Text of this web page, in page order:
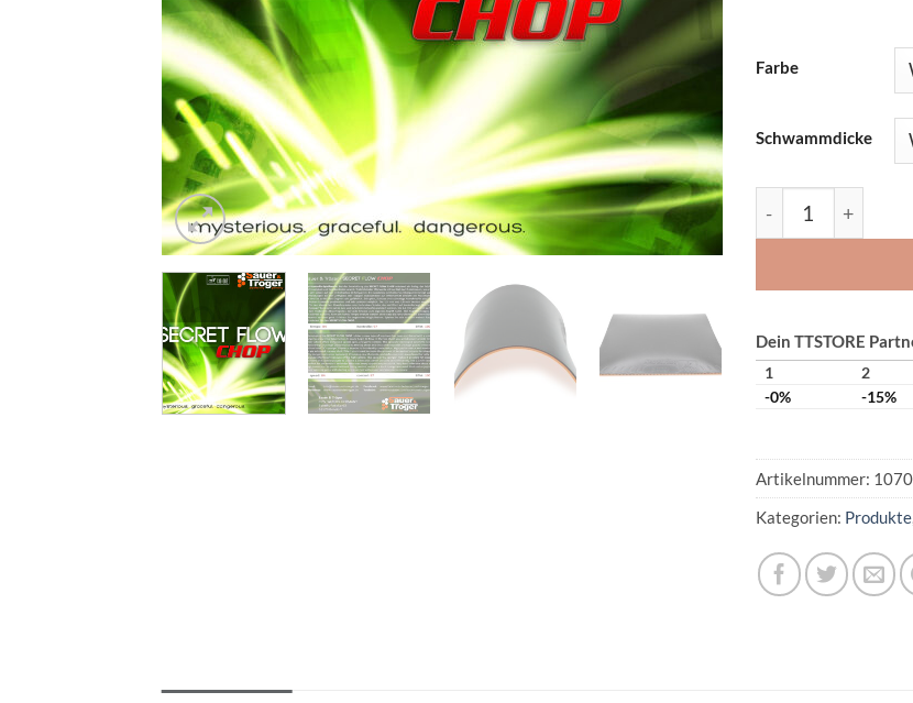
Farbe
Schwammdicke
Sauer&Tröger
Dein TTSTORE
1 2
-0%
-15%
Artikelnummer: 1070
Kategorien: Produkte